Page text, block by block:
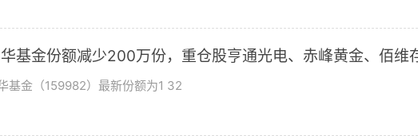
基金份额减少200万份，重仓股亨通光电、赤峰黄金、佰维
基金（159982）最新份额为1 32